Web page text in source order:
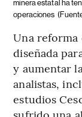
minera estatal ha
operaciones
Una reforma
diseñada
y aumentar
analistas,
estudios